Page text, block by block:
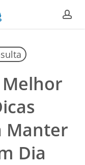
Manter
Dia